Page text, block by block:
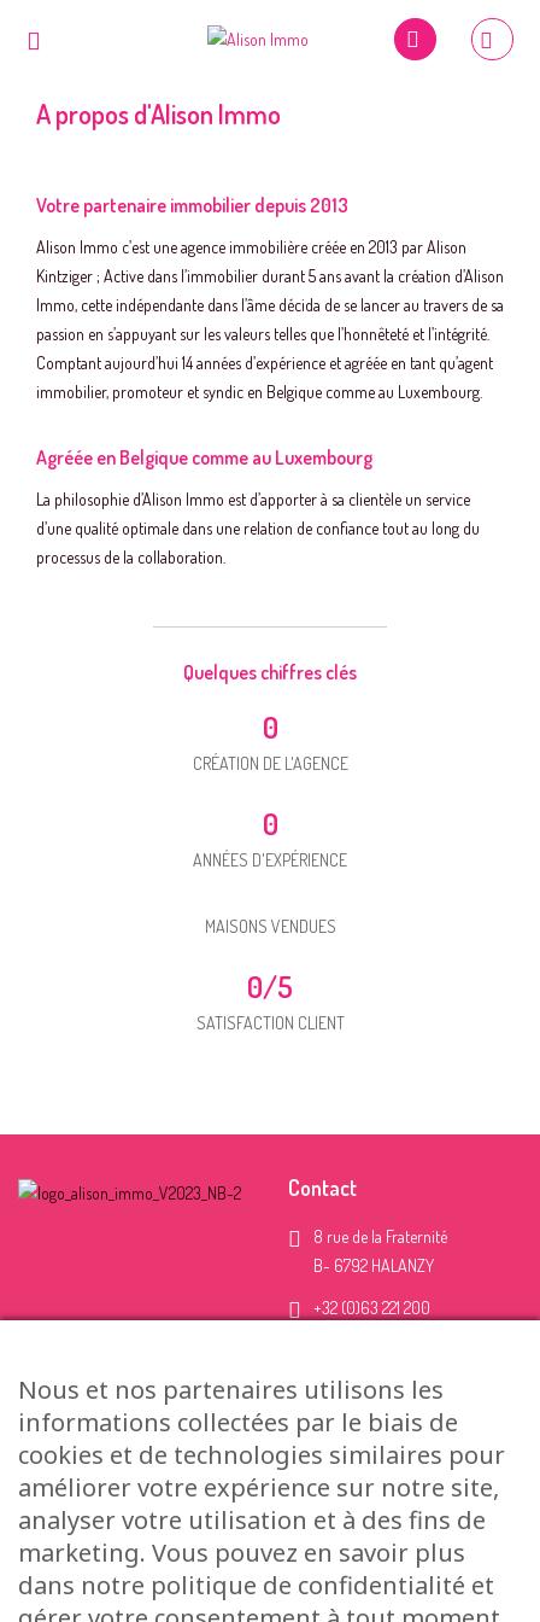
A propos d'Alison Immo
Votre partenaire immobilier depuis 2013
Alison Immo c’est une agence immobilière créée en 2013 par Alison
Kintziger ; Active dans l’immobilier durant 5 ans avant la création d’Alison
Immo, cette indépendante dans l’âme décida de se lancer au travers de sa
passion en s’appuyant sur les valeurs telles que l’honnêteté et l’intégrité.
Comptant aujourd’hui 14 années d’expérience et agréée en tant qu’agent
immobilier, promoteur et syndic en Belgique comme au Luxembourg.
Agréée en Belgique comme au Luxembourg
La philosophie d’Alison Immo est d’apporter à sa clientèle un service
d’une qualité optimale dans une relation de confiance tout au long du
processus de la collaboration.
Quelques chiffres clés
CRÉATION DE L'AGENCE
0
ANNÉES D'EXPÉRIENCE
0
MAISONS VENDUES
SATISFACTION CLIENT
0/5
Contact
8 rue de la Fraternité
B- 6792 HALANZY
+32 (0)63 221 200
info@alisonimmo.be
Uniquement sur RDV
Plan du site
Wallonie
Nous et nos partenaires utilisons les
informations collectées par le biais de
cookies et de technologies similaires pour
améliorer votre expérience sur notre site,
analyser votre utilisation et à des fins de
marketing. Vous pouvez en savoir plus
dans notre politique de confidentialité et